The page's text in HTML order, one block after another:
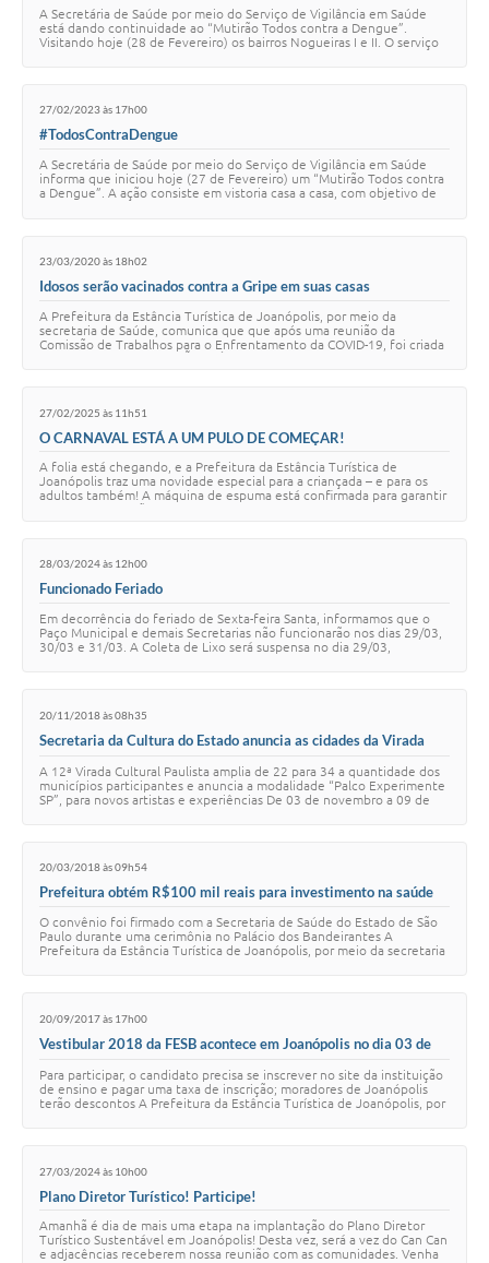
A Secretária de Saúde por meio do Serviço de Vigilância em Saúde
está dando continuidade ao “Mutirão Todos contra a Dengue”.
Visitando hoje (28 de Fevereiro) os bairros Nogueiras I e II. O serviço
27/02/2023 às 17h00
#TodosContraDengue
A Secretária de Saúde por meio do Serviço de Vigilância em Saúde
informa que iniciou hoje (27 de Fevereiro) um “Mutirão Todos contra
a Dengue”. A ação consiste em vistoria casa a casa, com objetivo de
23/03/2020 às 18h02
Idosos serão vacinados contra a Gripe em suas casas
A Prefeitura da Estância Turística de Joanópolis, por meio da
secretaria de Saúde, comunica que que após uma reunião da
Comissão de Trabalhos para o Enfrentamento da COVID-19, foi criada
27/02/2025 às 11h51
O CARNAVAL ESTÁ A UM PULO DE COMEÇAR!
A folia está chegando, e a Prefeitura da Estância Turística de
Joanópolis traz uma novidade especial para a criançada – e para os
adultos também! A máquina de espuma está confirmada para garantir
28/03/2024 às 12h00
Funcionado Feriado
Em decorrência do feriado de Sexta-feira Santa, informamos que o
Paço Municipal e demais Secretarias não funcionarão nos dias 29/03,
30/03 e 31/03. A Coleta de Lixo será suspensa no dia 29/03,
20/11/2018 às 08h35
Secretaria da Cultura do Estado anuncia as cidades da Virada
A 12ª Virada Cultural Paulista amplia de 22 para 34 a quantidade dos
municípios participantes e anuncia a modalidade “Palco Experimente
SP”, para novos artistas e experiências De 03 de novembro a 09 de
20/03/2018 às 09h54
Prefeitura obtém R$100 mil reais para investimento na saúde
O convênio foi firmado com a Secretaria de Saúde do Estado de São
Paulo durante uma cerimônia no Palácio dos Bandeirantes A
Prefeitura da Estância Turística de Joanópolis, por meio da secretaria
20/09/2017 às 17h00
Vestibular 2018 da FESB acontece em Joanópolis no dia 03 de
Para participar, o candidato precisa se inscrever no site da instituição
de ensino e pagar uma taxa de inscrição; moradores de Joanópolis
terão descontos A Prefeitura da Estância Turística de Joanópolis, por
27/03/2024 às 10h00
Plano Diretor Turístico! Participe!
Amanhã é dia de mais uma etapa na implantação do Plano Diretor
Turístico Sustentável em Joanópolis! Desta vez, será a vez do Can Can
e adjacências receberem nossa reunião com as comunidades. Venha